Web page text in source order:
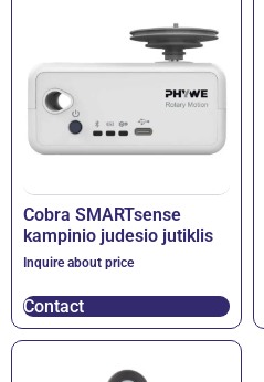
Cobra SMARTsense
kampinio judesio jutiklis
Inquire about price
Contact